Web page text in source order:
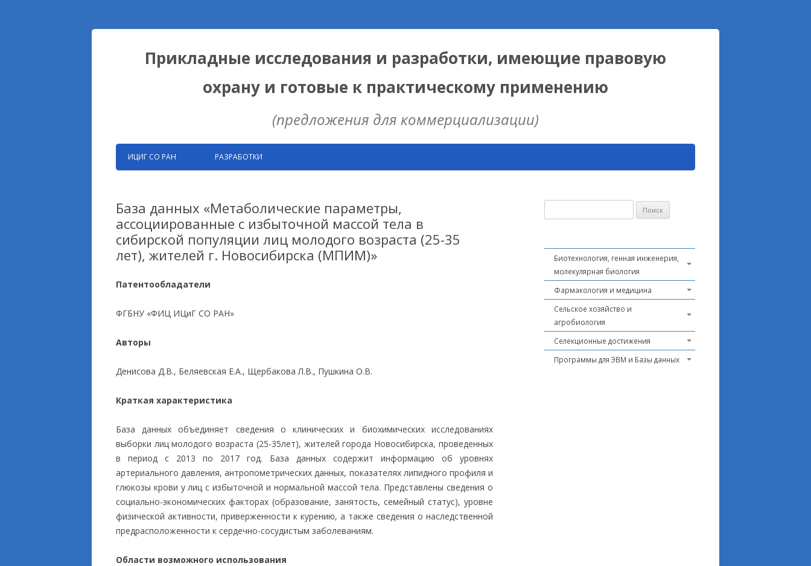
Прикладные исследования и разработки, имеющие правовую
охрану и готовые к практическому применению
(предложения для коммерциализации)
Skip
ИЦИГ СО РАН РАЗРАБОТКИ
БИОКОЛЛЕКЦИИ
ДОМЕСТИКАЦИОННАЯ МОДЕЛЬ
НА ПРИМЕРЕ ЛИСИЦ
ПРИКЛАДНЫЕ ИССЛЕДОВАНИЯ
База данных «Метаболические параметры,
ассоциированные с избыточной массой тела в
сибирской популяции лиц молодого возраста (25-35
лет), жителей г. Новосибирска (МПИМ)»
Патентообладатели
ФГБНУ «ФИЦ ИЦиГ СО РАН»
Авторы
Денисова Д.В., Беляевская Е.А., Щербакова Л.В., Пушкина О.В.
Краткая характеристика
База данных объединяет сведения о клинических и биохимических исследованиях
выборки лиц молодого возраста (25-35лет), жителей города Новосибирска, проведенных
в период с 2013 по 2017 год. База данных содержит информацию об уровнях
артериального давления, антропометрических данных, показателях липидного профиля и
глюкозы крови у лиц с избыточной и нормальной массой тела. Представлены сведения о
социально-экономических факторах (образование, занятость, семейный статус), уровне
физической активности, приверженности к курению, а также сведения о наследственной
предрасположенности к сердечно-сосудистым заболеваниям.
Области возможного использования
Биотехнология, генная инженерия,
молекулярная биология
Фармакология и медицина
Сельское хозяйство и
агробиология
Селекционные достижения
Программы для ЭВМ и Базы данных